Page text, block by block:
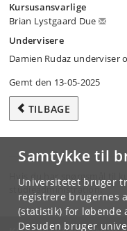
Samtykke til
Universitetet bruger
registrere brugernes
(statistik) for løbende
Desuden bruger
Kursusansvarlige
Brian Lystgaard Due
Undervisere
Damien Rudaz underviser
Gemt den 13-05-2025
TILBAGE
Hvis du har spørgsmål til
studieadministration.